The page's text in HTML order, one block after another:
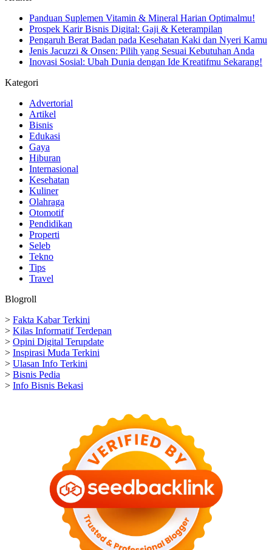
Panduan Suplemen Vitamin & Mineral Harian Optimalmu!
Prospek Karir Bisnis Digital: Gaji & Keterampilan
Pengaruh Berat Badan pada Kesehatan Kaki dan Nyeri Kamu
Jenis Jacuzzi & Onsen: Pilih yang Sesuai Kebutuhan Anda
Inovasi Sosial: Ubah Dunia dengan Ide Kreatifmu Sekarang!
Kategori
Advertorial
Artikel
Bisnis
Edukasi
Gaya
Hiburan
Internasional
Kesehatan
Kuliner
Olahraga
Otomotif
Pendidikan
Properti
Seleb
Tekno
Tips
Travel
Blogroll
> Fakta Kabar Terkini
> Kilas Informatif Terdepan
> Opini Digital Terupdate
> Inspirasi Muda Terkini
> Ulasan Info Terkini
> Bisnis Pedia
> Info Bisnis Bekasi